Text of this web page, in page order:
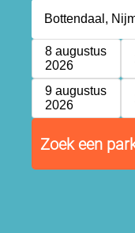
8 augustus
2026
9 augustus
2026
Zoek een